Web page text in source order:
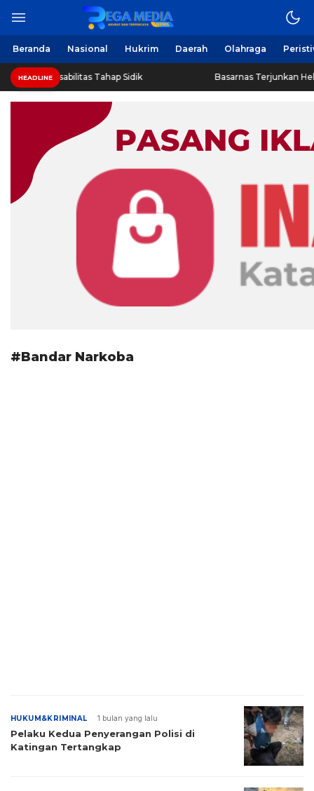
Regamedianews.com
Berita Harian Online
Beranda Nasional Hukrim Daerah Olahraga
HEADLINE
Disabilitas Tahap Sidik Basarnas Terjunkan
#Bandar Narkoba
HUKUM&KRIMINAL 1 bulan yang lalu
Pelaku Kedua Penyerangan Polisi di
Katingan Tertangkap